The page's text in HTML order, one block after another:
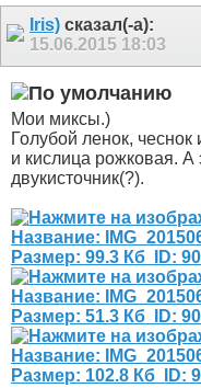
Iris) сказал(-а):
15.06.2015 18:03
Мои миксы.)
Голубой ленок,
и кислица рожковая. А
двукисточник(?).